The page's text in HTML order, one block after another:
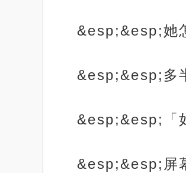
&esp;&esp;她
&esp;&esp;多
&esp;&esp;「
&esp;&esp;屏